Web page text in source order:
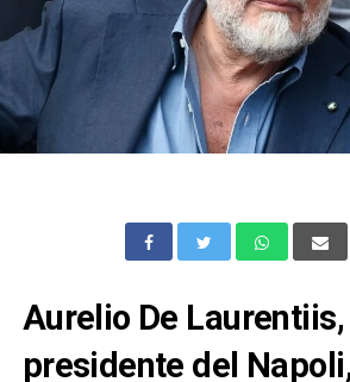
Aurelio De Laurentiis,
presidente del